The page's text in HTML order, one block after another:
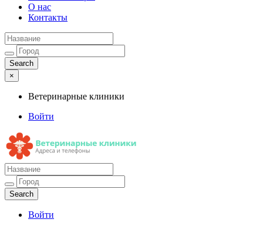
О нас
Контакты
×
Ветеринарные клиники
Войти
Ветеринарные клиники
Адреса и телефоны
Войти